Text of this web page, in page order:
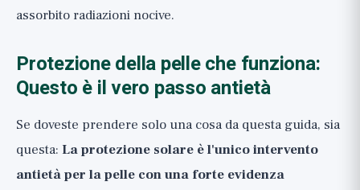
assorbito radiazioni nocive.
Protezione della pelle che funziona:
Questo è il vero passo antietà
Se doveste prendere solo una cosa da questa guida, sia
questa: La protezione solare è l'unico intervento
antietà per la pelle con una forte evidenza